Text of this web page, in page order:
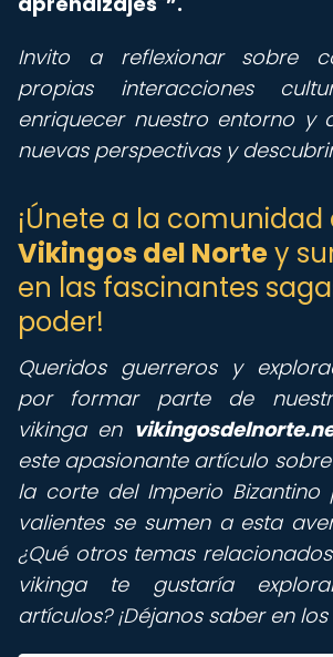
Invito a reflexionar sobre
propias interacciones
enriquecer nuestro entorno y
nuevas perspectivas y
¡Únete a la comunidad
Vikingos del Nortey
en las fascinantes
poder!
Queridos guerreros y
por formar parte de
vikinga en
este apasionante artículo
la corte del Imperio
valientes se sumen a esta
¿Qué otros temas
vikinga te gustaría
artículos? ¡Déjanos saber en